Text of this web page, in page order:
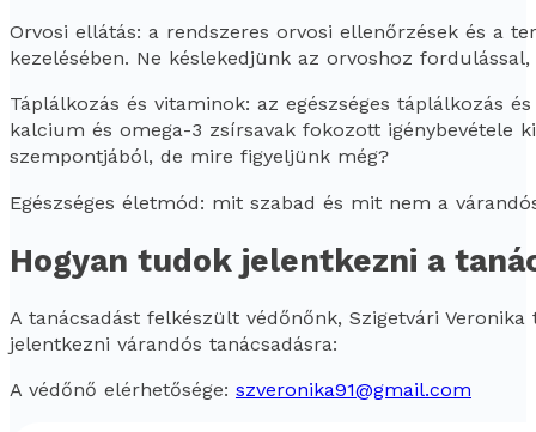
Orvosi ellátás: a rendszeres orvosi ellenőrzések és a
kezelésében. Ne késlekedjünk az orvoshoz
Táplálkozás és vitaminok: az egészséges táplálkozás
kalcium és omega-3 zsírsavak fokozott igénybevétele
szempontjából, de mire figyeljünk még?
Egészséges életmód: mit szabad és mit nem a
Hogyan tudok jelentkezni a
A tanácsadást felkészült védőnőnk, Szigetvári
jelentkezni várandós tanácsadásra:
A védőnő elérhetősége: szveronika91@gmail.com